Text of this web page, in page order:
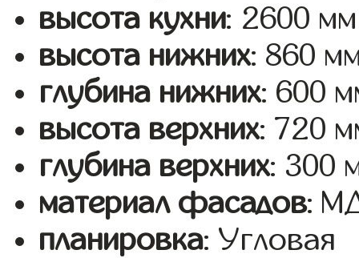
высота кухни: 2600 мм
высота нижних: 860
глубина нижних: 600
высота верхних: 720
глубина верхних: 300
материал фасадов:
планировка: Угловая